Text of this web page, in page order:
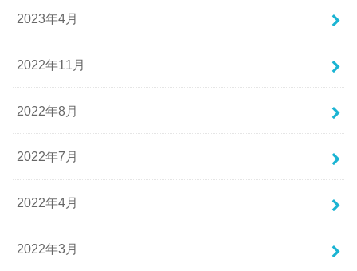
2023年4月
2022年11月
2022年8月
2022年7月
2022年4月
2022年3月